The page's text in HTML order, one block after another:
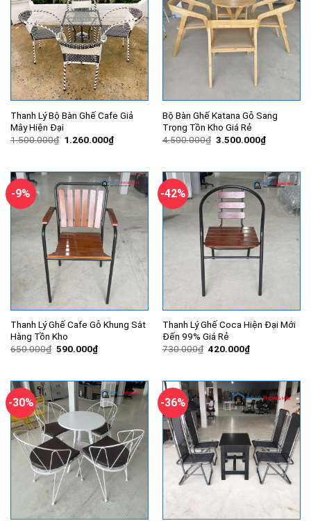
Thanh Lý Bộ Bàn Ghế Cafe Giả
Mây Hiện Đại
1.500.000₫ Giá
1.260.000₫Giá
hiện
1.260.000₫.
Bộ Bàn Ghế Katana Gỗ Sang
Trọng Tồn Kho Giá Rẻ
4.500.000₫ Giá
3.500.000₫Giá
hiện
-9%
Thanh Lý Ghế Cafe Gỗ Khung Sắt
Hàng Tồn Kho
650.000₫ Giá
590.000₫Giá
hiện
590.000₫.
-42%
Thanh Lý Ghế Coca Hiện Đại Mới
Đến 99% Giá Rẻ
730.000₫ Giá
420.000₫Giá
hiện
420.000₫.
-30% -36%